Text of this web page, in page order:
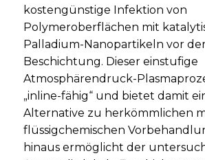
kostengünstige Infektion von
Polymeroberflächen mit
Palladium-Nanopartikeln vor
Beschichtung. Dieser einstufige
Atmosphärendruck-
„inline-fähig“ und bietet damit
Alternative zu herkömmlichen
flüssigchemischen
hinaus ermöglicht der